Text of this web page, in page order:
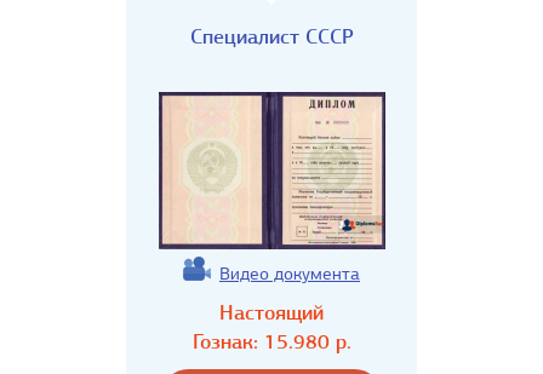
Специалист СССР
Видео документа
Настоящий
Гознак: 15.980р.